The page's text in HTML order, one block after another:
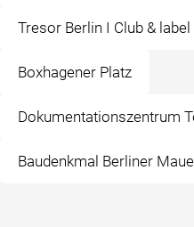
Tresor Berlin I Club & label
Boxhagener Platz
Dokumentationszentrum
Baudenkmal Berliner